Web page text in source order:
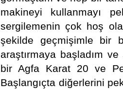
makineyi kullanmayı
sergilemenin çok hoş
şekilde geçmişimle bir
araştırmaya başladım
bir Agfa Karat 20 ve
Başlangıçta diğerlerini